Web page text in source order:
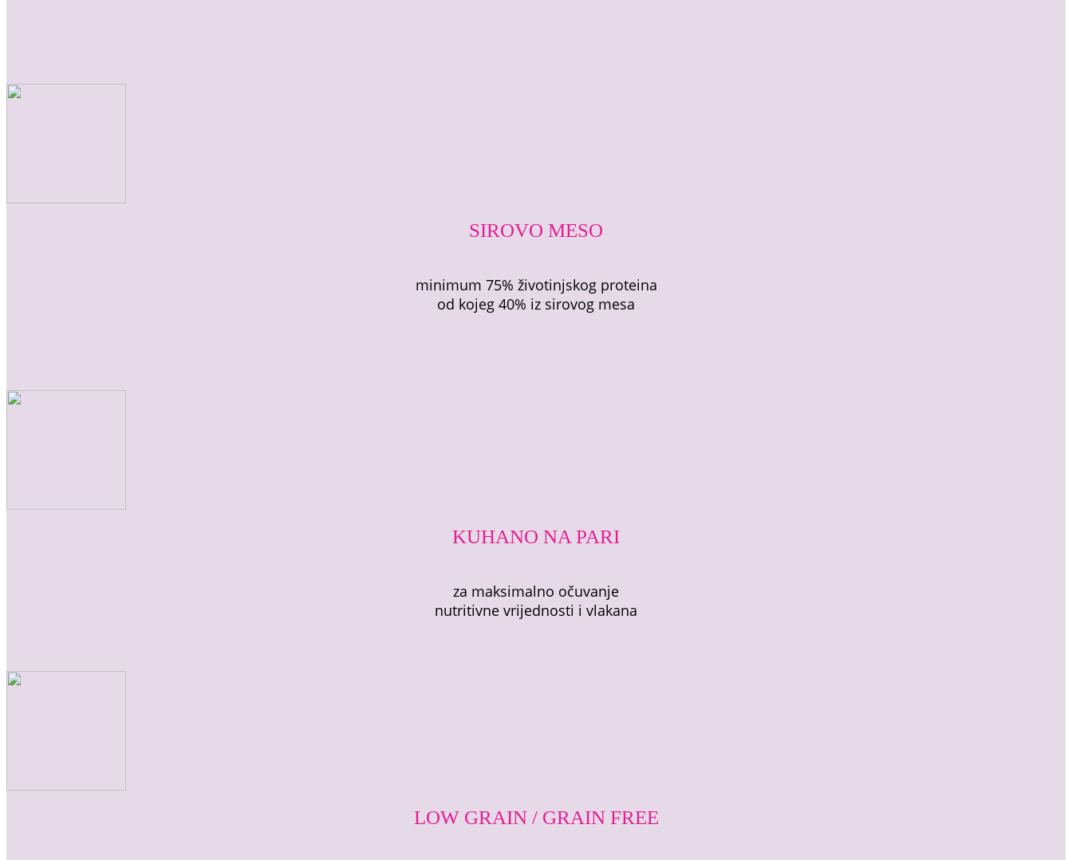
SIROVO MESO
minimum 75% životinjskog proteina
od kojeg 40% iz sirovog mesa
KUHANO NA PARI
za maksimalno očuvanje
nutritivne vrijednosti i vlakana
LOW GRAIN / GRAIN FREE